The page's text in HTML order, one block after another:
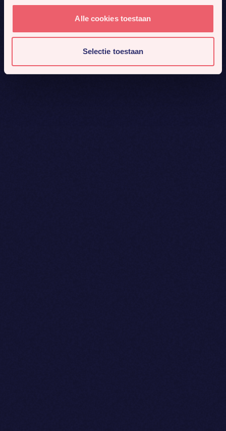
Alle cookies toestaan
Selectie toestaan